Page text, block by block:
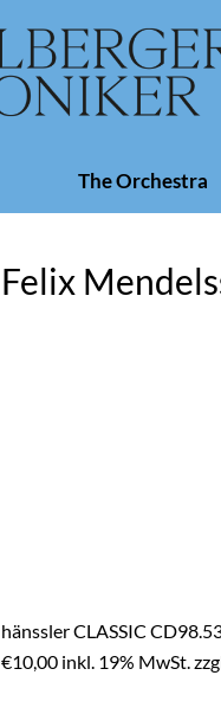
The Orchestra
Felix
hänssler CLASSIC
€10,00 inkl. 19% MwSt.